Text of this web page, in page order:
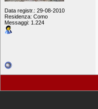
Data registr.: 29-08-2010
Residenza: Como
Messaggi: 1.224